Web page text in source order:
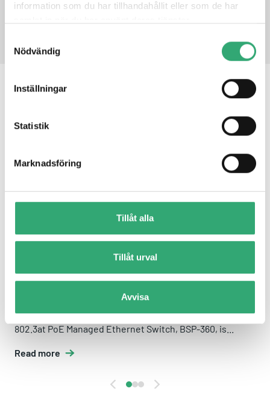
information som du har tillhandahållit eller som de har
Nödvändig
Inställningar
Statistik
Marknadsföring
Tillåt alla
Tillåt urval
Avvisa
PRODUCT INQUIRY
RELATED PRODUCTS
PLANET’s newly-launched Renewable Energy Industrial
802.3at PoE Managed Ethernet Switch, BSP-360, is...
Read more